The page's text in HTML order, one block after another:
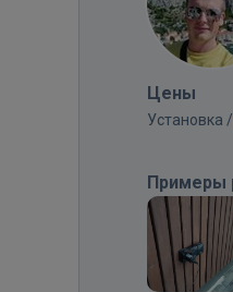
Цены
Установка
Примеры